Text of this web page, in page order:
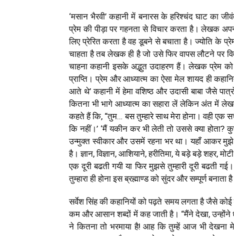
‘मसान भैरवी’ कहानी में बनारस के हरिश्चंद घाट
प्रेम की पीड़ा पर गहनता से विचार करता है। लेखक
लिए प्रेरित करता है वह डूबने से बचाता है। ज्योति के
चाहता है तब लेखक ही है जो उसे फिर वापस लौटने पर
चाहना कहानी इसके अद्भुत उदाहरण हैं। लेखक प्रेम को
प्राप्ति। प्रेम और आध्यात्म का ऐसा मेल शायद ही
आते थे’ कहानी में हेमा वशिष्ठ और उदासी बाबा जैसे
कितना भी भागे आध्यात्म का सहारा लें लेकिन अंत में
कहते हैं कि, “तुम… बस तुम्हारे साथ मेरा होना। वही
कि नहीं।’ ‘मैं यकीन कर भी लेती तो उससे क्या
उन्मुक्त स्वीकार और उसमें रहना भर था। यहाँ आकर
है। ज्ञान, विज्ञान, आशियाने, हरीतिमा, ये बड़े बड़े शहर,
एक दूरी बढती गयी या फिर मुझसे तुम्हारी दूरी बढती
तुम्हारा ही होना इस ब्रह्माण्ड को सुंदर और सम्पूर्ण
सर्वेश सिंह की कहानियों को पढ़ते समय लगता है जैसे कोई
कम और आसान शब्दों में कह जाती है। “मैंने देखा, उन्होंने
ने कितना तो भरमाया है! आह कि तुम्हें आज भी देखना